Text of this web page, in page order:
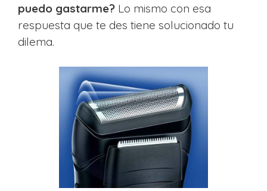
puedo gastarme? Lo mismo con esa
respuesta que te des tiene solucionado tu
dilema.